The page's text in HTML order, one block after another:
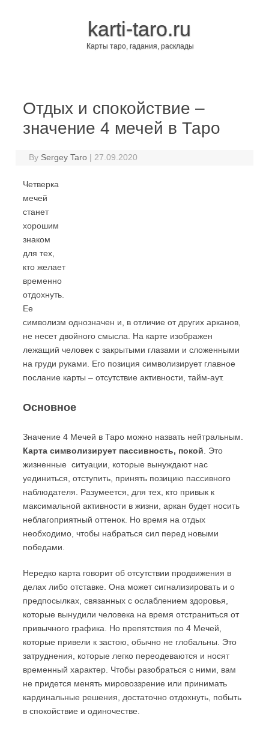
karti-taro.ru
Карты таро, гадания, расклады
Отдых и спокойствие –
значение 4 мечей в Таро
By Sergey Taro | 27.09.2020
Четверка
мечей
станет
хорошим
знаком
для тех,
кто желает
временно
отдохнуть.
Ее
символизм однозначен и, в отличие от других арканов,
не несет двойного смысла. На карте изображен
лежащий человек с закрытыми глазами и сложенными
на груди руками. Его позиция символизирует главное
послание карты – отсутствие активности, тайм-аут.
Основное
Значение 4 Мечей в Таро можно назвать нейтральным.
Карта символизирует пассивность, покой . Это
жизненные ситуации, которые вынуждают нас
уединиться, отступить, принять позицию пассивного
наблюдателя. Разумеется, для тех, кто привык к
максимальной активности в жизни, аркан будет носить
неблагоприятный оттенок. Но время на отдых
необходимо, чтобы набраться сил перед новыми
победами.
Нередко карта говорит об отсутствии продвижения в
делах либо отставке. Она может сигнализировать и о
предпосылках, связанных с ослаблением здоровья,
которые вынудили человека на время отстраниться от
привычного графика. Но препятствия по 4 Мечей,
которые привели к застою, обычно не глобальны. Это
затруднения, которые легко переодеваются и носят
временный характер. Чтобы разобраться с ними, вам
не придется менять мировоззрение или принимать
кардинальные решения, достаточно отдохнуть, побыть
в спокойствие и одиночестве.